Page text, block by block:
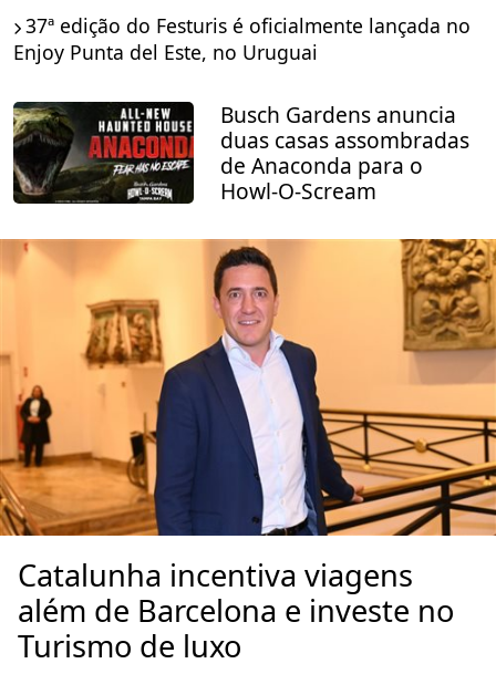
37ª edição do Festuris é oficialmente lançada no
Enjoy Punta del Este, no Uruguai
Busch Gardens anuncia
duas casas assombradas
de Anaconda para o
Howl-O-Scream
Catalunha incentiva viagens
além de Barcelona e investe no
Turismo de luxo